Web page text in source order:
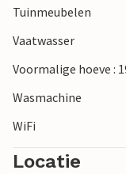
Tuinmeubelen
Vaatwasser
Voormalige hoeve :
Wasmachine
WiFi
Locatie